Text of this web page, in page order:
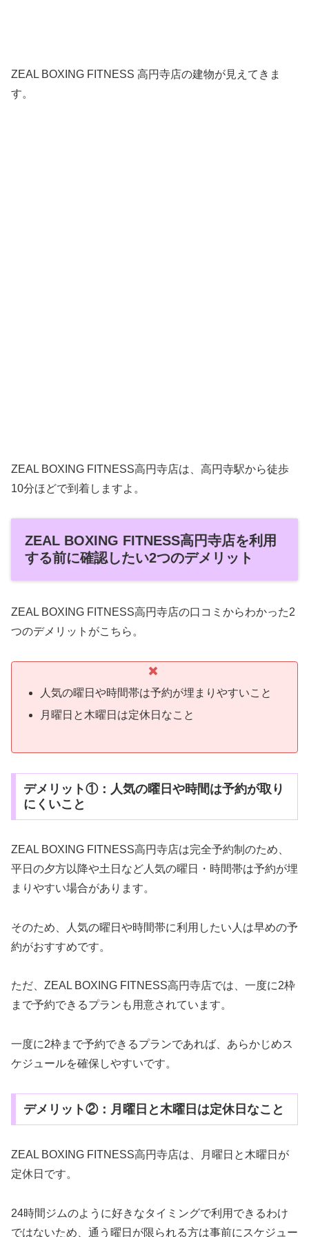
ZEAL BOXING FITNESS 高円寺店の建物が見えてきま
す。
ZEAL BOXING FITNESS高円寺店は、高円寺駅から徒歩
10分ほどで到着しますよ。
ZEAL BOXING FITNESS高円寺店を利用
する前に確認したい2つのデメリット
ZEAL BOXING FITNESS高円寺店の口コミからわかった2
つのデメリットがこちら。
人気の曜日や時間帯は予約が埋まりやすいこと
月曜日と木曜日は定休日なこと
デメリット①：人気の曜日や時間は予約が取り
にくいこと
ZEAL BOXING FITNESS高円寺店は完全予約制のため、
平日の夕方以降や土日など人気の曜日・時間帯は予約が埋
まりやすい場合があります。
そのため、人気の曜日や時間帯に利用したい人は早めの予
約がおすすめです。
ただ、ZEAL BOXING FITNESS高円寺店では、一度に2枠
まで予約できるプランも用意されています。
一度に2枠まで予約できるプランであれば、あらかじめス
ケジュールを確保しやすいです。
デメリット②：月曜日と木曜日は定休日なこと
ZEAL BOXING FITNESS高円寺店は、月曜日と木曜日が
定休日です。
24時間ジムのように好きなタイミングで利用できるわけ
ではないため、通う曜日が限られる方は事前にスケジュー